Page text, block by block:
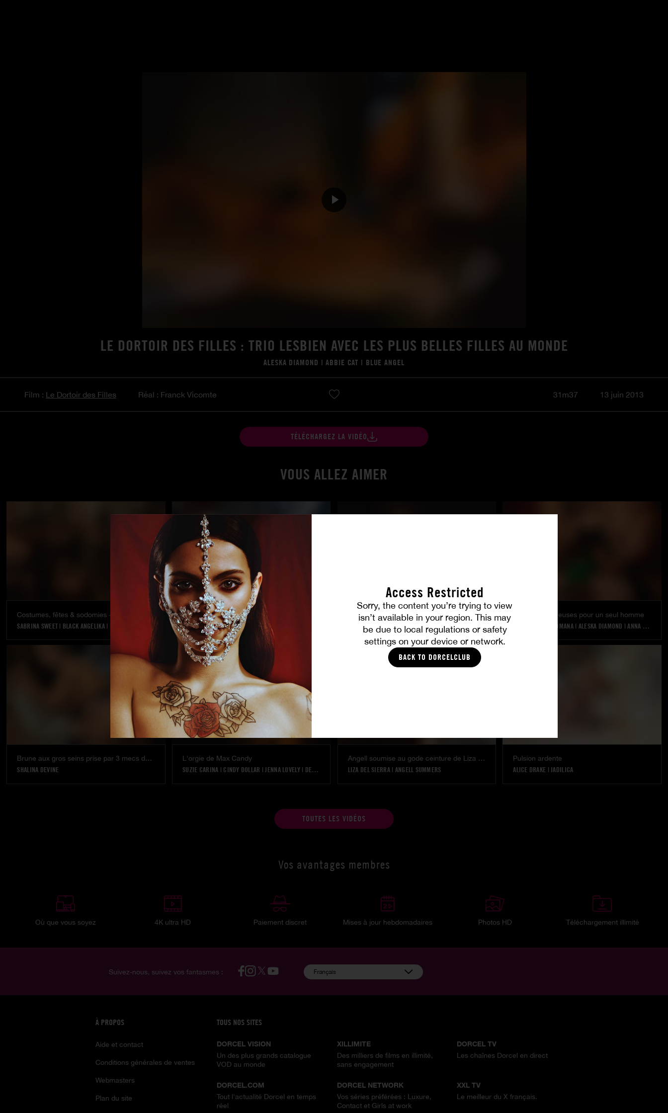
Access Restricted
Sorry, the content you’re trying to view
isn’t available in your region. This may
be due to local regulations or safety
settings on your device or network.
BACK TO DORCELCLUB
LE DORTOIR DES FILLES : TRIO LESBIEN AVEC LES PLUS BELLES FILLES AU MONDE
ALESKA DIAMOND |ABBIE CAT | BLUE ANGEL
Film : Le Dortoir des Filles Réal : Franck Vicomte 31m37 13 juin 2013
TÉLÉCHARGEZ LA VIDÉO
VOUS ALLEZ AIMER
SABRINA SWEET | BLACK ANGELIKA| | ALESKA DIAMOND |CLAIRE CASTEL| ||
Le fantasme de ma femme
TIFFANY ROUSSO
Dominatrices et soumises
MARISKA
LANA ROY
6 filles somptueuses pour un seul homme
ROMANA| ALESKA DIAMOND |ANNA POLINA
Brune aux gros seins prise par 3 mecs dans un bar
SHALINA DEVINE
L'orgie de Max Candy
SUZIE CARINA | CINDY DOLLAR |JENNA LOVELY| DEFRANCESCA GALLARDO |SILVIE DELUXE| |
Angell soumise au gode ceinture de Liza Del Sierra
LIZA DEL SIERRA| ANGELL SUMMERS
Pulsion ardente
ALICE DRAKE |JADILICA
TOUTES LES VIDÉOS
Vos avantages membres
Où que vous soyez 4K ultra HD Paiement discret Mises à jour hebdomadaires Photos HD Téléchargement illimité
Suivez-nous, suivez vos fantasmes : Français
À PROPOS
Aide et contact
Conditions générales de ventes
Webmasters
Plan du site
TOUS NOS SITES
DORCEL VISION
Un des plus grands catalogue
VOD au monde
XILLIMITE
Des milliers de films en illimité,
sans engagement
DORCEL TV
Les chaînes Dorcel en direct
DORCEL.COM
Tout l'actualité Dorcel en temps
réel
DORCEL NETWORK
Vos séries préférées : Luxure,
Contact et Girls at work
XXL TV
Le meilleur du X français.